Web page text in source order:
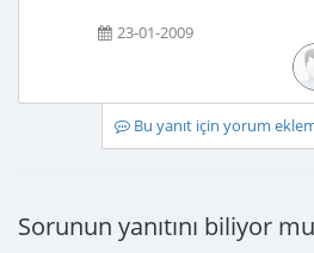
23-01-2009
Bu yanıt için yorum
Sorunun yanıtını biliyor